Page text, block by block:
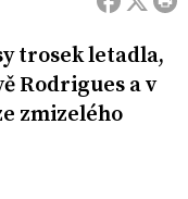
trosek letadla,
Rodrigues a v
zmizelého